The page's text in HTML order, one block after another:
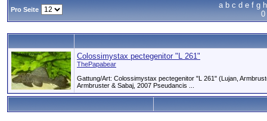
Pro Seite a b c d e f g h
0
Colossimystax pectegenitor "L 261"
ThePapabear
Gattung/Art: Colossimystax pectegenitor "L 261" (Lujan,
Armbruster & Sabaj, 2007 Pseudancis ...